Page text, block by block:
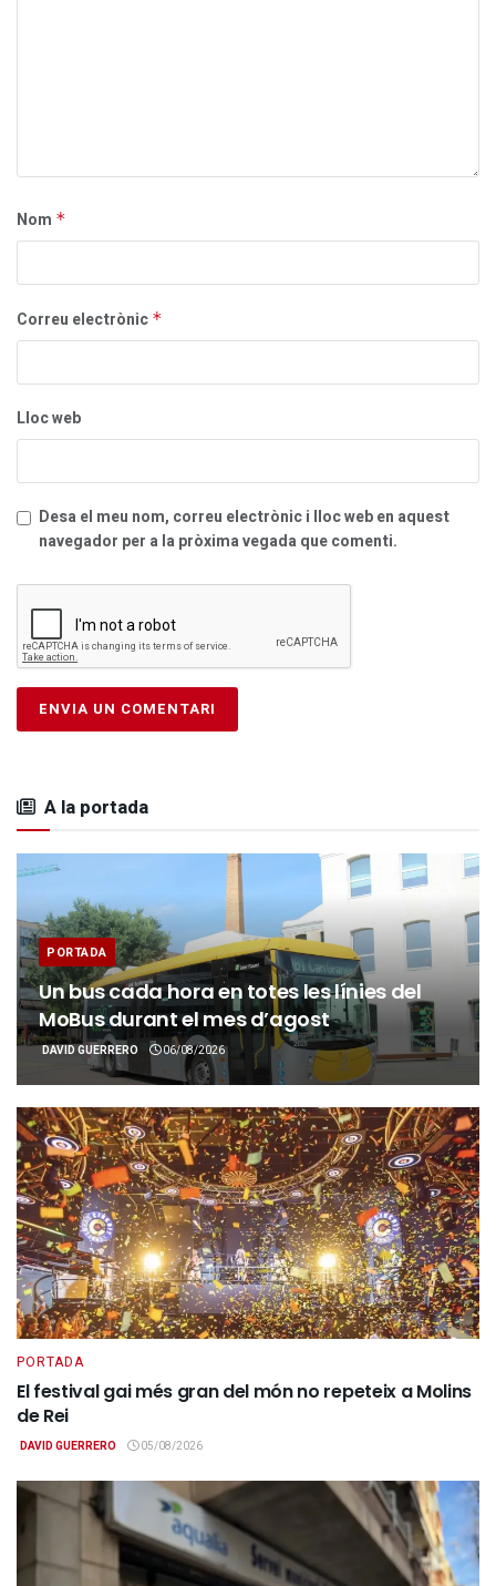
Nom *
Correu electrònic *
Lloc web
Desa el meu nom, correu electrònic i lloc web en aquest
navegador per a la pròxima vegada que comenti.
A la portada
PORTADA
Un bus cada hora en totes les línies del
MoBus durant el mes d’agost
DAVID GUERRERO 06/08/2026
PORTADA
El festival gai més gran del món no repeteix a Molins
de Rei
DAVID GUERRERO 05/08/2026